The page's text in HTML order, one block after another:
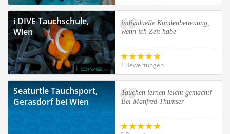
i DIVE Tauchschule,
Wien
individuelle Kundenbetreuung,
wenn ich Zeit habe
2 Bewertungen
Seaturtle Tauchsport,
Gerasdorf bei Wien
Tauchen lernen leicht gemacht!
Bei Manfred Thumser